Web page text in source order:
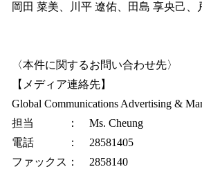
岡田 菜美、川平 遼佑、田島 享央己、
〈本件に関するお問い合わせ先〉
【メディア連絡先】
Global Communications Advertising &
担当 ： Ms. Cheung
電話 ： 28581405
ファックス： 2858140